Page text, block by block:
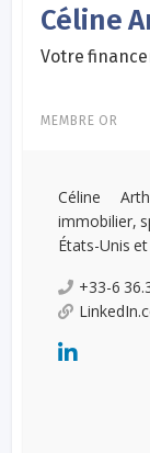
Céline
Votre
MEMBRE OR
Céline
immobilier,
États-Unis et
+33-6